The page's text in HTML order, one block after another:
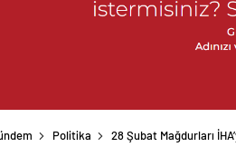
Politika 28 Şubat Mağdurları